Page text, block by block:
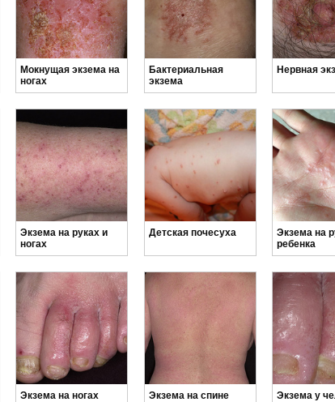
Мокнущая экзема на
ногах
Бактериальная
экзема
Нервная
Экзема на руках и
ногах
Детская почесуха
Экзема на
ребенка
Экзема на ногах Экзема на спине Экзема у